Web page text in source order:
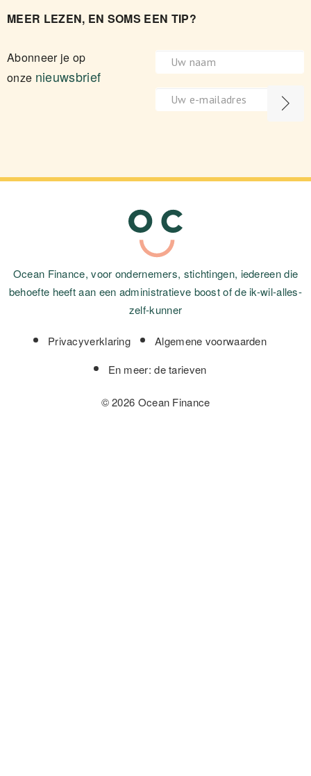
MEER LEZEN, EN SOMS EEN TIP?
Abonneer je op
onze nieuwsbrief
Ocean Finance, voor ondernemers, stichtingen, iedereen die
behoefte heeft aan een administratieve boost of de ik-wil-alles-
zelf-kunner
Privacyverklaring
Algemene voorwaarden
En meer: de tarieven
© 2026 Ocean Finance